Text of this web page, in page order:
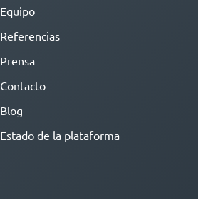
Equipo
Referencias
Prensa
Contacto
Blog
Estado de la plataforma